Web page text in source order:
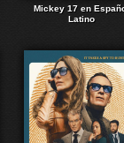
Mickey 17 en
Latino